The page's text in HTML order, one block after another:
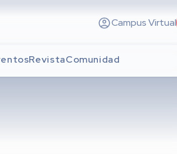
Campus Virtual
RevistaComunidad